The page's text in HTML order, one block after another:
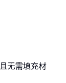
无需填充材